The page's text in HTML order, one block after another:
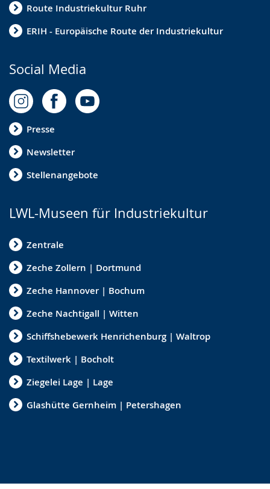
Route Industriekultur Ruhr
ERIH - Europäische Route der Industriekultur
Social Media
Presse
Newsletter
Stellenangebote
LWL-Museen für Industriekultur
Zentrale
Zeche Zollern | Dortmund
Zeche Hannover | Bochum
Zeche Nachtigall | Witten
Schiffshebewerk Henrichenburg | Waltrop
Textilwerk | Bocholt
Ziegelei Lage | Lage
Glashütte Gernheim | Petershagen